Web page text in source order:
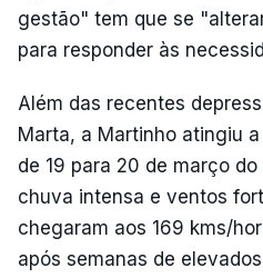
gestão" tem que se
para responder às
Além das recentes
Marta, a Martinho atingiu
de 19 para 20 de março
chuva intensa e ventos
chegaram aos 169 kms/
após semanas de